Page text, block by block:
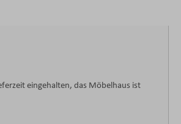
eingehalten, das Möbelhaus ist